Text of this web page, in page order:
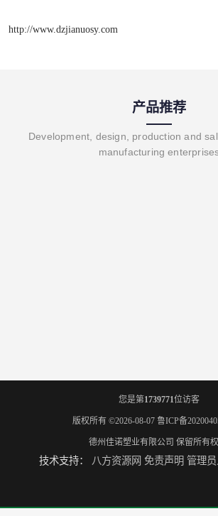
http://www.dzjianuosy.com
产品推荐
Development, design, production and
manufacturing
您是第1739771位访客
版权所有 ©2026-08-07 鲁ICP备
德州佳诺塑业有限公司 保留所有
技术支持： 八方资源网 免责声明 管理员